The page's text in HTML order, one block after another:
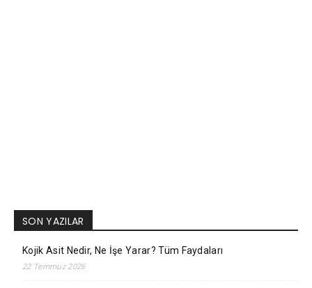
SON YAZILAR
Kojik Asit Nedir, Ne İşe Yarar? Tüm Faydaları
22 Temmuz 2026